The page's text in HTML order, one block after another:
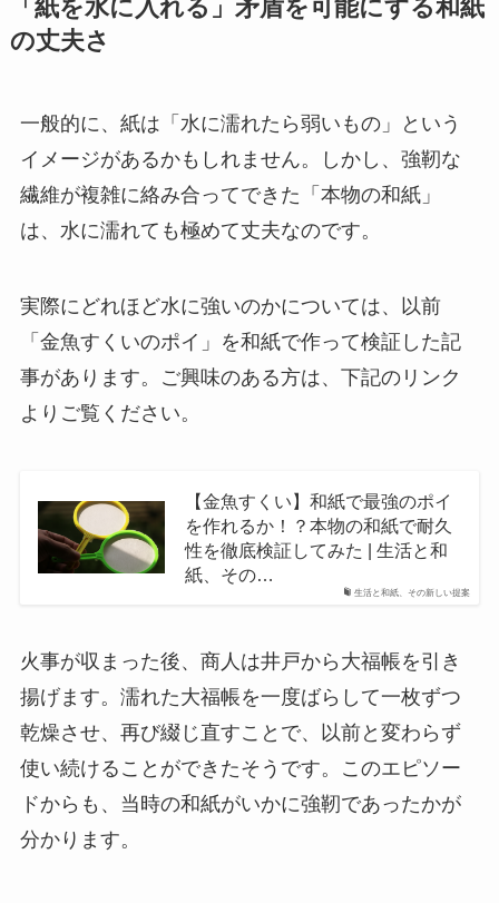
「紙を水に入れる」矛盾を可能にする和紙
の丈夫さ
一般的に、紙は「水に濡れたら弱いもの」という
イメージがあるかもしれません。しかし、強靭な
繊維が複雑に絡み合ってできた「本物の和紙」
は、水に濡れても極めて丈夫なのです。
実際にどれほど水に強いのかについては、以前
「金魚すくいのポイ」を和紙で作って検証した記
事があります。ご興味のある方は、下記のリンク
よりご覧ください。
生活と和紙、その新しい提案
【金魚すくい】和紙で最強のポイ
を作れるか！？本物の和紙で耐久
性を徹底検証してみた | 生活と和
紙、その…
火事が収まった後、商人は井戸から大福帳を引き
揚げます。濡れた大福帳を一度ばらして一枚ずつ
乾燥させ、再び綴じ直すことで、以前と変わらず
使い続けることができたそうです。このエピソー
ドからも、当時の和紙がいかに強靭であったかが
分かります。